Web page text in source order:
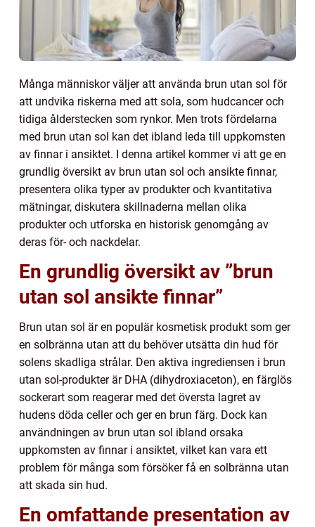
Många människor väljer att använda brun utan sol för
att undvika riskerna med att sola, som hudcancer och
tidiga ålderstecken som rynkor. Men trots fördelarna
med brun utan sol kan det ibland leda till uppkomsten
av finnar i ansiktet. I denna artikel kommer vi att ge en
grundlig översikt av brun utan sol och ansikte finnar,
presentera olika typer av produkter och kvantitativa
mätningar, diskutera skillnaderna mellan olika
produkter och utforska en historisk genomgång av
deras för- och nackdelar.
En grundlig översikt av ”brun
utan sol ansikte finnar”
Brun utan sol är en populär kosmetisk produkt som ger
en solbränna utan att du behöver utsätta din hud för
solens skadliga strålar. Den aktiva ingrediensen i brun
utan sol-produkter är DHA (dihydroxiaceton), en färglös
sockerart som reagerar med det översta lagret av
hudens döda celler och ger en brun färg. Dock kan
användningen av brun utan sol ibland orsaka
uppkomsten av finnar i ansiktet, vilket kan vara ett
problem för många som försöker få en solbränna utan
att skada sin hud.
En omfattande presentation av